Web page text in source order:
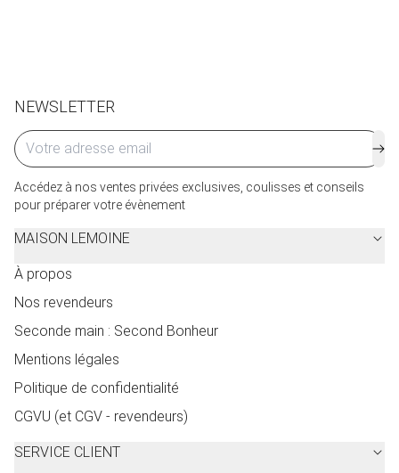
NEWSLETTER
Accédez à nos ventes privées exclusives, coulisses et conseils
pour préparer votre évènement
MAISON LEMOINE
À propos
Nos revendeurs
Seconde main : Second Bonheur
Mentions légales
Politique de confidentialité
CGVU (et CGV - revendeurs)
SERVICE CLIENT